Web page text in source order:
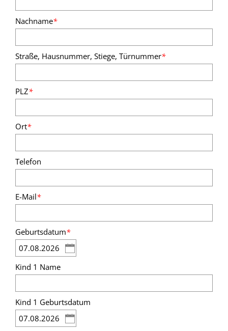
Nachname*
Straße, Hausnummer, Stiege, Türnummer*
PLZ*
Ort*
Telefon
E-Mail*
Geburtsdatum*
Kind 1 Name
Kind 1 Geburtsdatum